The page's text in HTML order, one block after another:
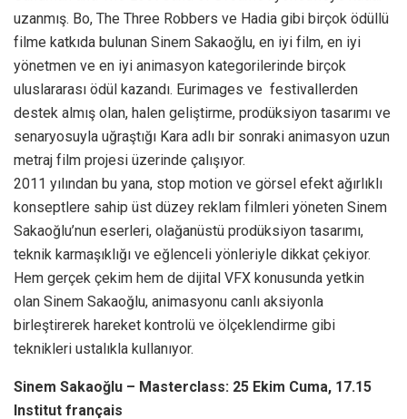
uzanmış. Bo, The Three Robbers ve Hadia gibi birçok ödüllü
filme katkıda bulunan Sinem Sakaoğlu, en iyi film, en iyi
yönetmen ve en iyi animasyon kategorilerinde birçok
uluslararası ödül kazandı. Eurimages ve festivallerden
destek almış olan, halen geliştirme, prodüksiyon tasarımı ve
senaryosuyla uğraştığı Kara adlı bir sonraki animasyon uzun
metraj film projesi üzerinde çalışıyor.
2011 yılından bu yana, stop motion ve görsel efekt ağırlıklı
konseptlere sahip üst düzey reklam filmleri yöneten Sinem
Sakaoğlu’nun eserleri, olağanüstü prodüksiyon tasarımı,
teknik karmaşıklığı ve eğlenceli yönleriyle dikkat çekiyor.
Hem gerçek çekim hem de dijital VFX konusunda yetkin
olan Sinem Sakaoğlu, animasyonu canlı aksiyonla
birleştirerek hareket kontrolü ve ölçeklendirme gibi
teknikleri ustalıkla kullanıyor.
Sinem Sakaoğlu – Masterclass: 25 Ekim Cuma, 17.15
Institut français